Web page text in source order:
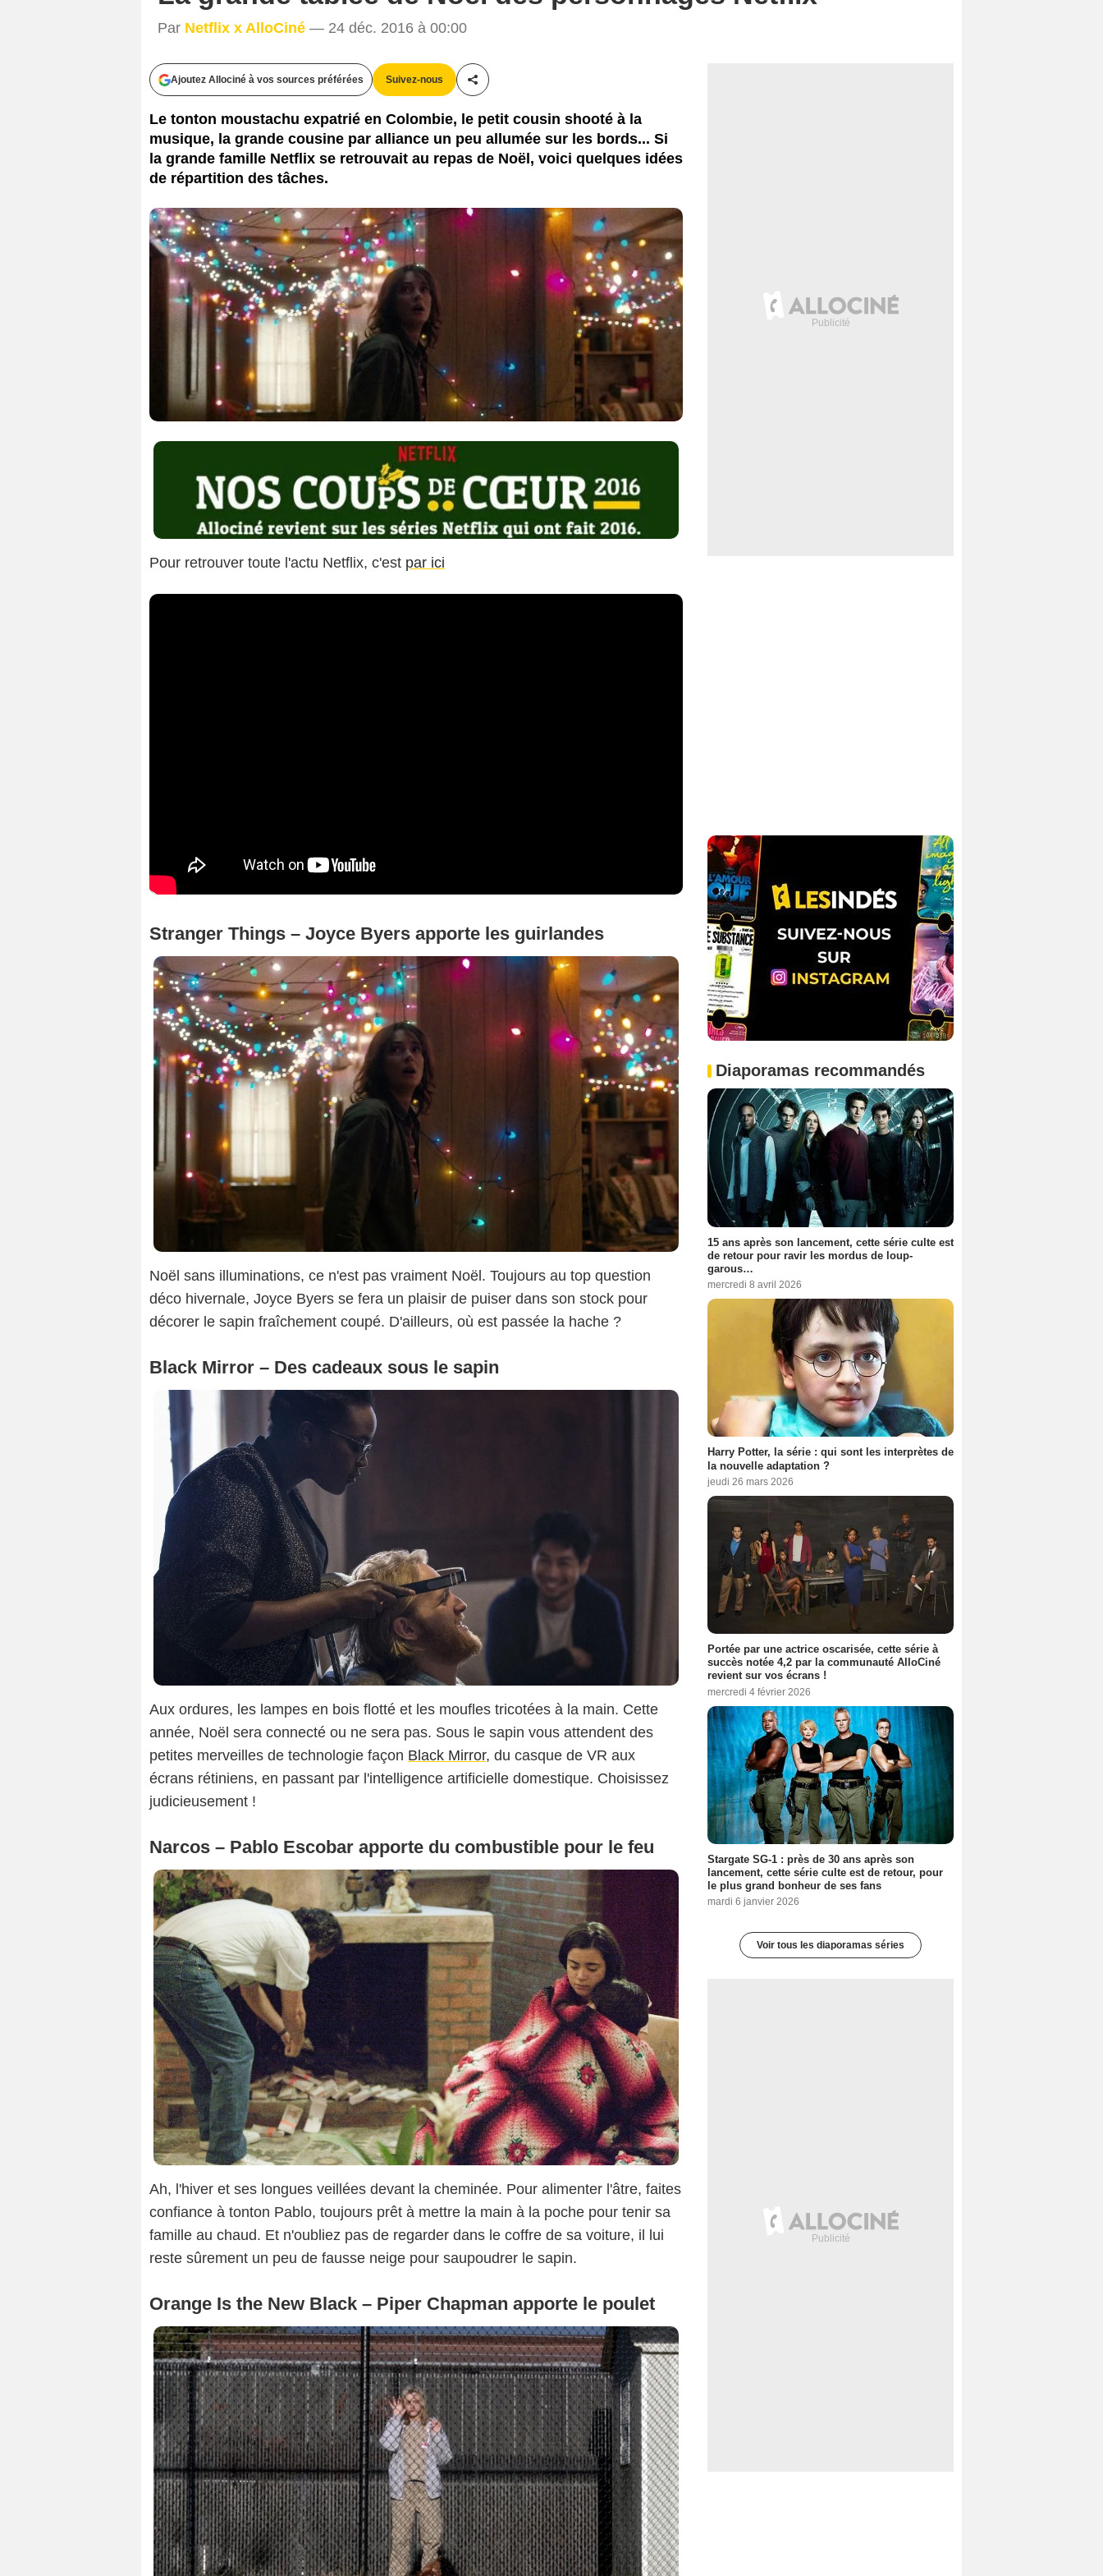
Par Netflix x AlloCiné — 24 déc. 2016 à 00:00
Ajoutez Allociné à vos sources préférées Suivez-nous
Partager cet article
Le tonton moustachu expatrié en Colombie, le petit cousin shooté à la
musique, la grande cousine par alliance un peu allumée sur les bords... Si
la grande famille Netflix se retrouvait au repas de Noël, voici quelques idées
de répartition des tâches.
Pour retrouver toute l'actu Netflix, c'est par ici
Stranger Things – Joyce Byers apporte les guirlandes
Noël sans illuminations, ce n'est pas vraiment Noël. Toujours au top question
déco hivernale, Joyce Byers se fera un plaisir de puiser dans son stock pour
décorer le sapin fraîchement coupé. D'ailleurs, où est passée la hache ?
Black Mirror – Des cadeaux sous le sapin
Aux ordures, les lampes en bois flotté et les moufles tricotées à la main. Cette
année, Noël sera connecté ou ne sera pas. Sous le sapin vous attendent des
petites merveilles de technologie façon Black Mirror, du casque de VR aux
écrans rétiniens, en passant par l'intelligence artificielle domestique. Choisissez
judicieusement !
Narcos – Pablo Escobar apporte du combustible pour le feu
Ah, l'hiver et ses longues veillées devant la cheminée. Pour alimenter l'âtre, faites
confiance à tonton Pablo, toujours prêt à mettre la main à la poche pour tenir sa
famille au chaud. Et n'oubliez pas de regarder dans le coffre de sa voiture, il lui
reste sûrement un peu de fausse neige pour saupoudrer le sapin.
Orange Is the New Black – Piper Chapman apporte le poulet
Diaporamas recommandés
15 ans après son lancement, cette série culte est
de retour pour ravir les mordus de loup-
garous…
mercredi 8 avril 2026
Harry Potter, la série : qui sont les interprètes de
la nouvelle adaptation ?
jeudi 26 mars 2026
Portée par une actrice oscarisée, cette série à
succès notée 4,2 par la communauté AlloCiné
revient sur vos écrans !
mercredi 4 février 2026
Stargate SG-1 : près de 30 ans après son
lancement, cette série culte est de retour, pour
le plus grand bonheur de ses fans
mardi 6 janvier 2026
Voir tous les diaporamas séries